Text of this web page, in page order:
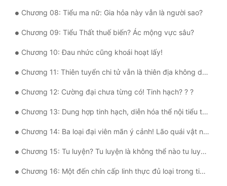
Quân Sự
Sảng Văn
Sủng
Thanh Xuân
Tiên Hiệp
Chương 08: Tiểu ma nữ: Gia hỏa này vẫn là người sao?
Chương 09: Tiểu Thất thuế biến? Ác mộng vực sâu?
Chương 10: Đau nhức cũng khoái hoạt lấy!
Chương 11: Thiên tuyển chi tử vẫn là thiên địa không dung?
Chương 12: Cường đại chưa từng có! Tinh hạch? ? ?
Chương 13: Dung hợp tinh hạch, diễn hóa thể nội tiểu thế giới!
Chương 14: Ba loại đại viên mãn ý cảnh! Lão quái vật nhóm chấn kinh!
Chương 15: Tu luyện? Tu luyện là không thể nào tu luyện!
Chương 16: Một đến chín cấp linh thực đủ loại trong tiểu thế giới thể nội!